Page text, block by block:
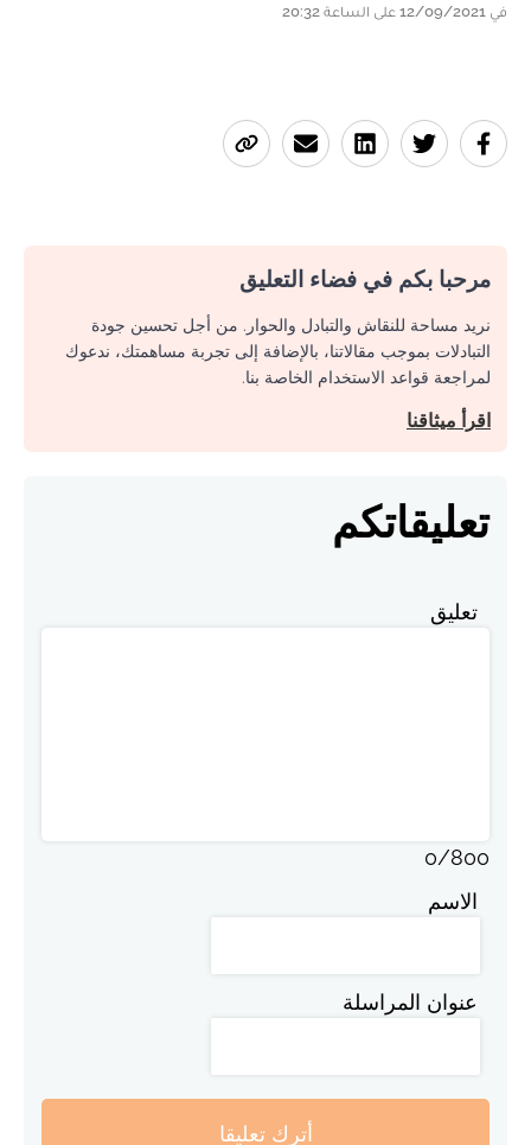
في 12/09/2021 على الساعة 20:32
مرحبا بكم في فضاء التعليق
نريد مساحة للنقاش والتبادل والحوار. من أجل تحسين جودة
التبادلات بموجب مقالاتنا، بالإضافة إلى تجربة مساهمتك، ندعوك
لمراجعة قواعد الاستخدام الخاصة بنا.
اقرأ ميثاقنا
تعليقاتكم
تعليق
0/800
الاسم
عنوان المراسلة
أترك تعليقا